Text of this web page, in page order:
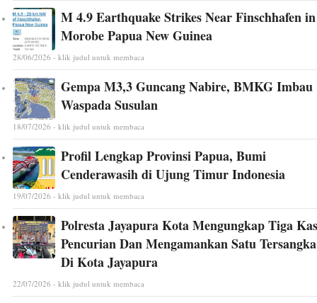
M 4.9 Earthquake Strikes Near Finschhafen in
Morobe Papua New Guinea
28/06/2026 - klik judul untuk membaca
Gempa M3,3 Guncang Nabire, BMKG Imbau
Waspada Susulan
18/07/2026 - klik judul untuk membaca
Profil Lengkap Provinsi Papua, Bumi
Cenderawasih di Ujung Timur Indonesia
19/07/2026 - klik judul untuk membaca
Polresta Jayapura Kota Mengungkap Tiga
Pencurian Dan Mengamankan Satu Tersangka
Di Kota Jayapura
22/07/2026 - klik judul untuk membaca